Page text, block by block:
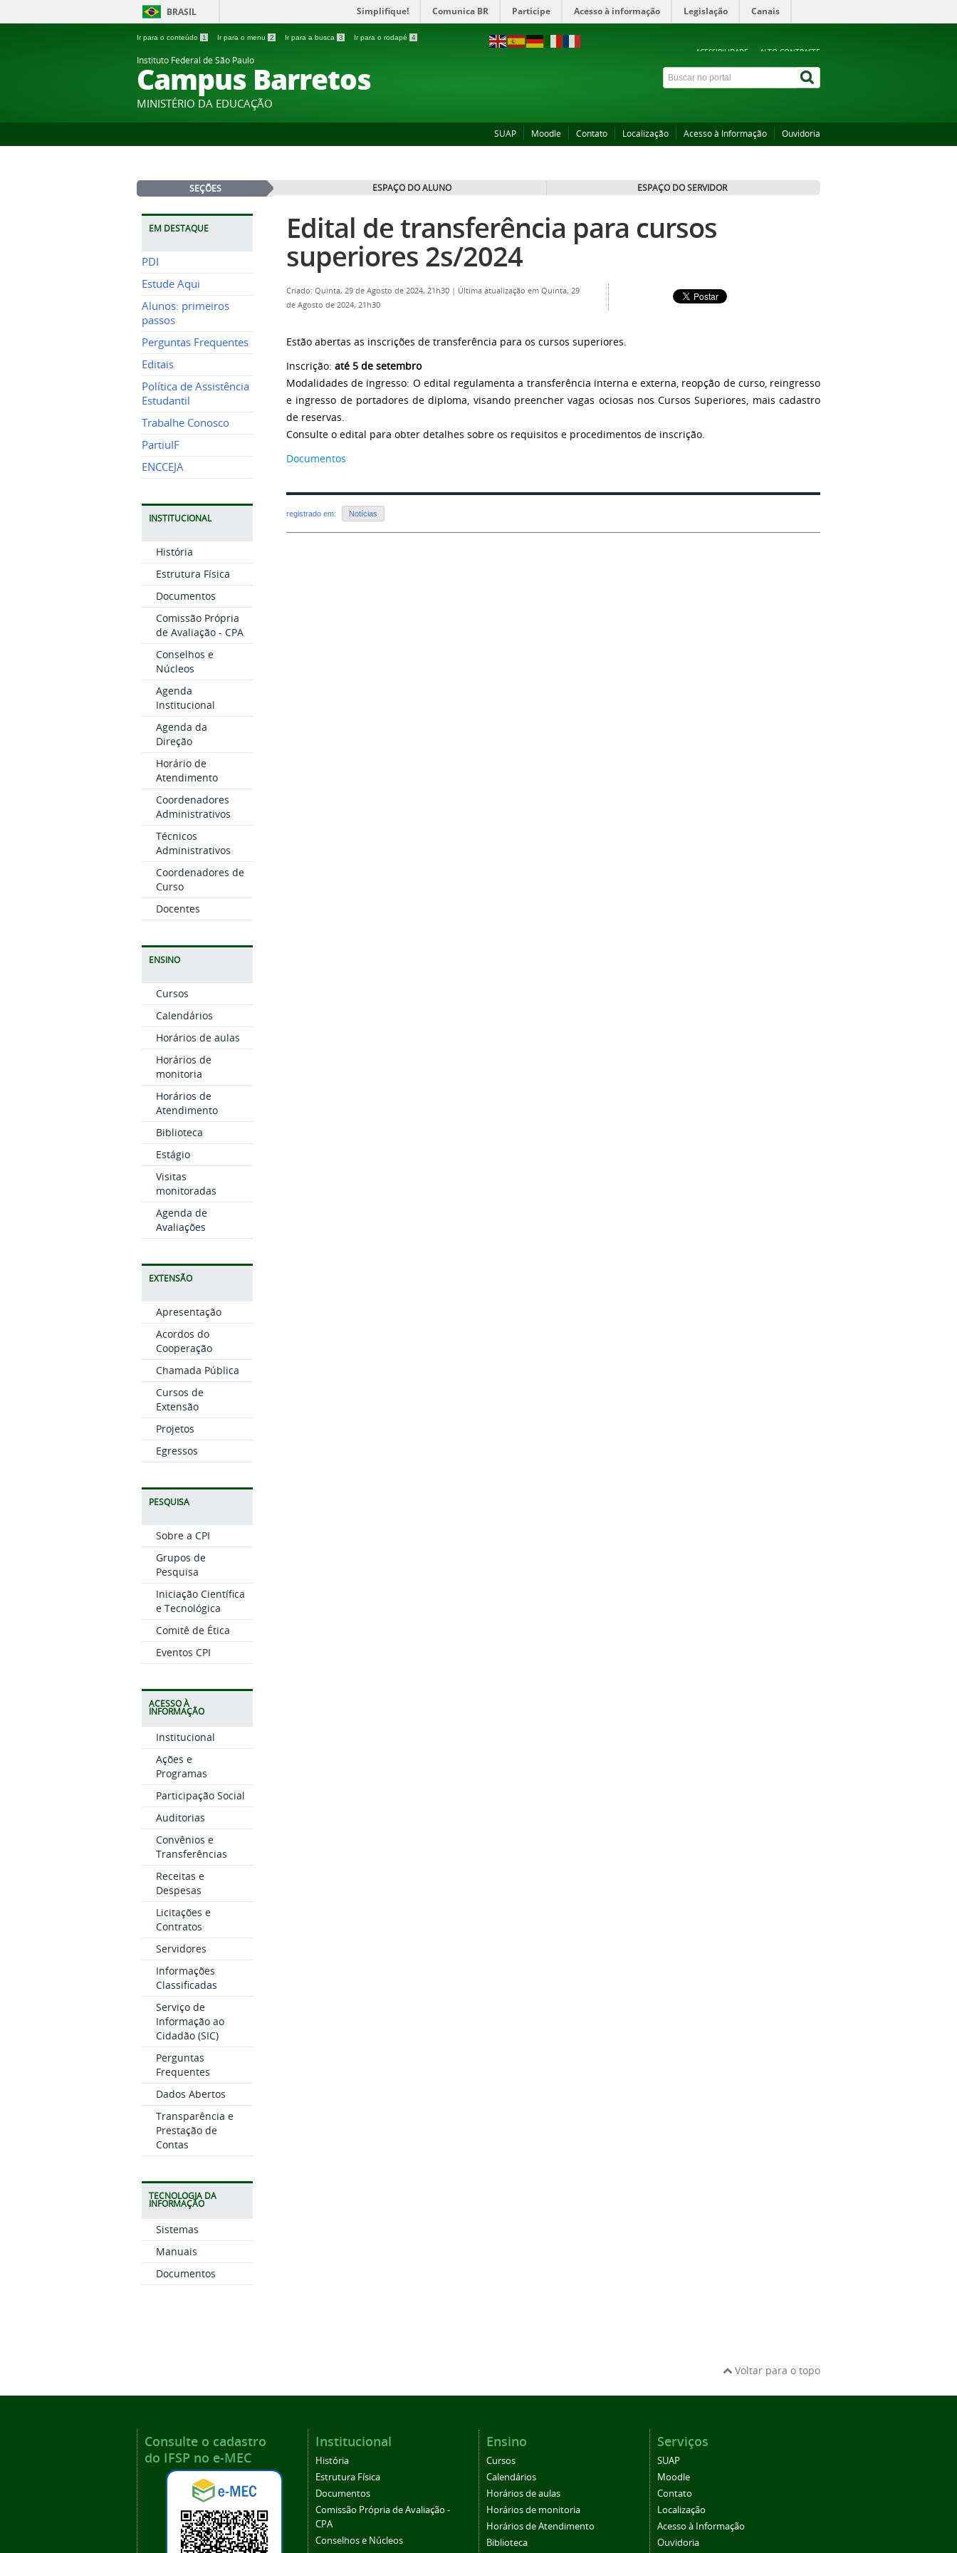
BRASIL Simplifique! Comunica BR Participe Acesso à informação Legislação Canais
Ir para o conteúdo 1 Ir para o menu 2 Ir para a busca 3 Ir para o rodapé 4
ACESSIBILIDADE ALTO CONTRASTE
Instituto Federal de São Paulo
Campus Barretos
MINISTÉRIO DA EDUCAÇÃO
SUAP Moodle Contato Localização Acesso à Informação Ouvidoria
SEÇÕES ESPAÇO DO ALUNO ESPAÇO DO SERVIDOR
EM DESTAQUE
PDI
Estude Aqui
Alunos: primeiros
passos
Perguntas Frequentes
Editais
Política de Assistência
Estudantil
Trabalhe Conosco
PartiuIF
ENCCEJA
INSTITUCIONAL
História
Estrutura Física
Documentos
Comissão Própria
de Avaliação - CPA
Conselhos e
Núcleos
Agenda
Institucional
Agenda da
Direção
Horário de
Atendimento
Coordenadores
Administrativos
Técnicos
Administrativos
Coordenadores de
Curso
Docentes
ENSINO
Cursos
Calendários
Horários de aulas
Horários de
monitoria
Horários de
Atendimento
Biblioteca
Estágio
Visitas
monitoradas
Agenda de
Avaliações
EXTENSÃO
Apresentação
Acordos do
Cooperação
Chamada Pública
Cursos de
Extensão
Projetos
Egressos
PESQUISA
Sobre a CPI
Grupos de
Pesquisa
Iniciação Científica
e Tecnológica
Comitê de Ética
Eventos CPI
ACESSO À
INFORMAÇÃO
Institucional
Ações e
Programas
Participação Social
Auditorias
Convênios e
Transferências
Receitas e
Despesas
Licitações e
Contratos
Servidores
Informações
Classificadas
Serviço de
Informação ao
Cidadão (SIC)
Perguntas
Frequentes
Dados Abertos
Transparência e
Prestação de
Contas
TECNOLOGIA DA
INFORMAÇÃO
Sistemas
Manuais
Documentos
Edital de transferência para cursos
superiores 2s/2024
Criado: Quinta, 29 de Agosto de 2024, 21h30 | Última atualização em Quinta, 29
de Agosto de 2024, 21h30
Estão abertas as inscrições de transferência para os cursos superiores.
Inscrição: até 5 de setembro
Modalidades de ingresso: O edital regulamenta a transferência interna e externa, reopção de curso, reingresso
e ingresso de portadores de diploma, visando preencher vagas ociosas nos Cursos Superiores, mais cadastro
de reservas.
Consulte o edital para obter detalhes sobre os requisitos e procedimentos de inscrição.
Documentos
registrado em: Notícias
Voltar para o topo
Consulte o cadastro
do IFSP no e-MEC
Institucional
História
Estrutura Física
Documentos
Comissão Própria de Avaliação -
CPA
Conselhos e Núcleos
Ensino
Cursos
Calendários
Horários de aulas
Horários de monitoria
Horários de Atendimento
Biblioteca
Serviços
SUAP
Moodle
Contato
Localização
Acesso à Informação
Ouvidoria